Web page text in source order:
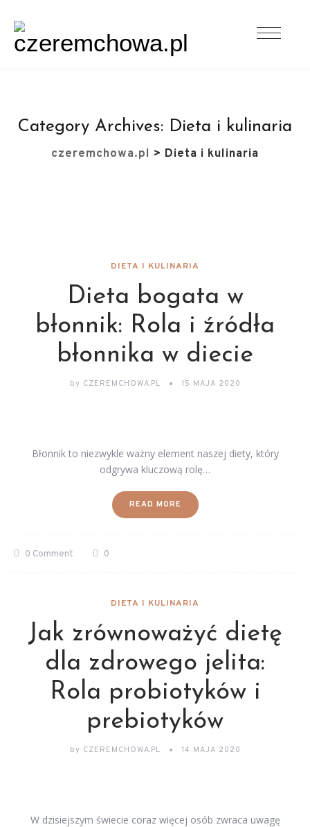
Category Archives: Dieta i kulinaria
czeremchowa.pl > Dieta i kulinaria
DIETA I KULINARIA
Dieta bogata w
błonnik: Rola i źródła
błonnika w diecie
by CZEREMCHOWA.PL 15 MAJA 2020
Błonnik to niezwykle ważny element naszej diety, który
odgrywa kluczową rolę…
READ MORE
0 Comment 0
DIETA I KULINARIA
Jak zrównoważyć dietę
dla zdrowego jelita:
Rola probiotyków i
prebiotyków
by CZEREMCHOWA.PL 14 MAJA 2020
W dzisiejszym świecie coraz więcej osób zwraca uwagę